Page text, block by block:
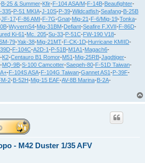
B-25 & Summer-Kfir-F-104 ASA/M-F-14B-Beaufighter-
335-P-51 MKIA-J-10S-P-39-Wildcatfish-Seafang-B-25B
JF-17-F-86 AMI -F-7G-Gnat-Mig-21 -F-6/Mig-19-Tonka-
-WyvernS4-Mig-31BM-Defiant-Seafire F.XVII -F-86D-
Ki-61 -Mc. 205-Su-33-P-51C-FW-190 V18-
79-Yak-38-Mig-21MT-F-CK-1D-Hurricane KMIID-
-F-104C-A2D-1 -P-51B-M1A1 -Magach6-
-K2-Centauro B1 Romor-M51 -Mig-25RB-Jagdtiger-
-MQ-9B-S-100 Camcotter-Saeqeh-80-F-51D Taiwan-
-F-104S ASA-F-104G Taiwan-Gannet AS1 -P-39F-
2-B-52H-Mig-15 EAF-AV-8B Marina-B-2A-
- M42 Duster 1/35 AFV